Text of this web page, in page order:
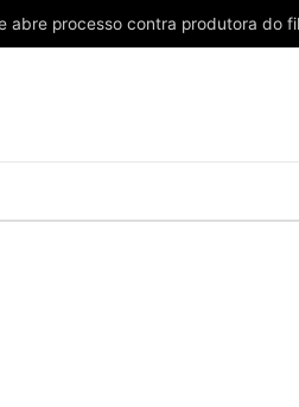
abre processo contra produtora do